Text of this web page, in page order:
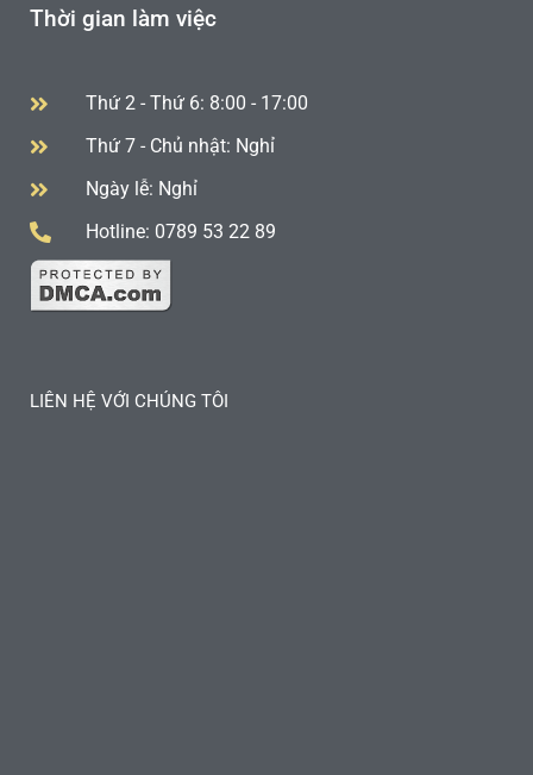
Thời gian làm việc
Thứ 2 - Thứ 6: 8:00 - 17:00
Thứ 7 - Chủ nhật: Nghỉ
Ngày lễ: Nghỉ
Hotline: 0789 53 22 89
LIÊN HỆ VỚI CHÚNG TÔI